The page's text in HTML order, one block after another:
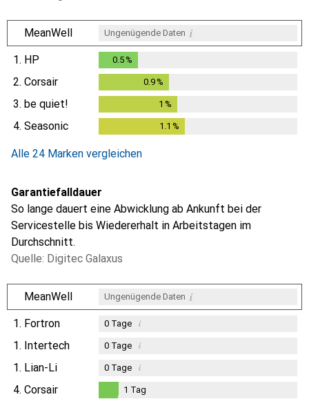
MeanWell Ungenügende Daten i
1. HP 0.5%
2. Corsair 0.9 %
3. be quiet! 1 %
4. Seasonic 1.1 %
Alle 24 Marken vergleichen
Garantiefalldauer
So lange dauert eine Abwicklung ab Ankunft bei der
Servicestelle bis Wiedererhalt in Arbeitstagen im
Durchschnitt.
Quelle: Digitec Galaxus
MeanWell Ungenügende Daten i
1. Fortron 0Tage i
1. Intertech 0Tage i
1. Lian-Li 0Tage i
4. Corsair 1 Tag